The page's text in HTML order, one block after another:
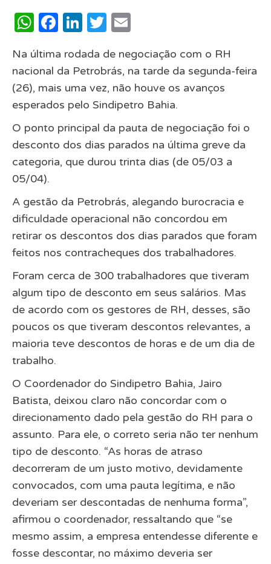
WhatsApp
Facebook
LinkedIn
Twitter
Na última rodada de negociação com o RH
nacional da Petrobrás, na tarde da segunda-feira
(26), mais uma vez, não houve os avanços
esperados pelo Sindipetro Bahia.
O ponto principal da pauta de negociação foi o
desconto dos dias parados na última greve da
categoria, que durou trinta dias (de 05/03 a
05/04).
A gestão da Petrobrás, alegando burocracia e
dificuldade operacional não concordou em
retirar os descontos dos dias parados que foram
feitos nos contracheques dos trabalhadores.
Foram cerca de 300 trabalhadores que tiveram
algum tipo de desconto em seus salários. Mas
de acordo com os gestores de RH, desses, são
poucos os que tiveram descontos relevantes, a
maioria teve descontos de horas e de um dia de
trabalho.
O Coordenador do Sindipetro Bahia, Jairo
Batista, deixou claro não concordar com o
direcionamento dado pela gestão do RH para o
assunto. Para ele, o correto seria não ter nenhum
tipo de desconto. “As horas de atraso
decorreram de um justo motivo, devidamente
convocados, com uma pauta legítima, e não
deveriam ser descontadas de nenhuma forma”,
afirmou o coordenador, ressaltando que “se
mesmo assim, a empresa entendesse diferente e
fosse descontar, no máximo deveria ser